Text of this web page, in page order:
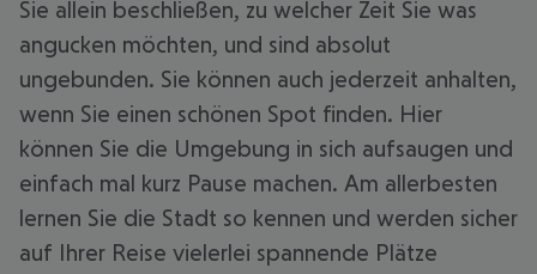
Sie allein beschließen, zu welcher Zeit Sie was
angucken möchten, und sind absolut
ungebunden. Sie können auch jederzeit anhalten,
wenn Sie einen schönen Spot finden. Hier
können Sie die Umgebung in sich aufsaugen und
einfach mal kurz Pause machen. Am allerbesten
lernen Sie die Stadt so kennen und werden sicher
auf Ihrer Reise vielerlei spannende Plätze